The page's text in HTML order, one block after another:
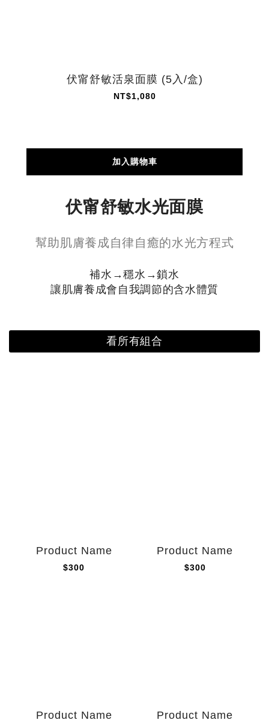
伏甯舒敏活泉面膜 (5入/盒)
NT$1,080
加入購物車
伏甯舒敏水光面膜
幫助肌膚養成自律自癒的水光方程式
補水→穩水→鎖水
讓肌膚養成會自我調節的含水體質
看所有組合
Product Name
$300
Product Name
$300
Product Name Product Name